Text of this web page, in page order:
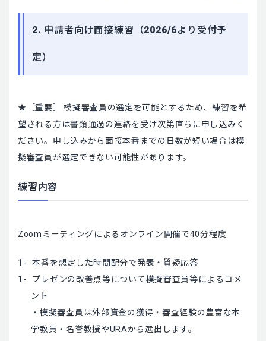
2. 申請者向け面接練習（2026/6より受付予
定）
★［重要］ 模擬審査員の選定を可能とするため、練習を希
望される方は書類通過の連絡を受け次第直ちに申し込みく
ださい。申し込みから面接本番までの日数が短い場合は模
擬審査員が選定できない可能性があります。
練習内容
Zoomミーティングによるオンライン開催で40分程度
本番を想定した時間配分で発表・質疑応答
プレゼンの改善点等について模擬審査員等によるコメ
ント
・模擬審査員は外部資金の獲得・審査経験の豊富な本
学教員・名誉教授やURAから選出します。